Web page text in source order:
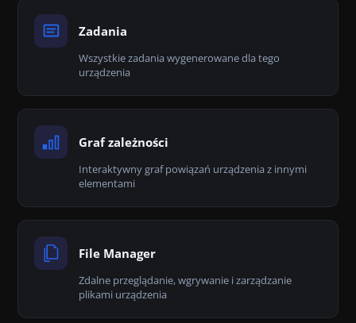
Zadania
Wszystkie zadania wygenerowane dla tego
urządzenia
Graf zależności
Interaktywny graf powiązań urządzenia z innymi
elementami
File Manager
Zdalne przeglądanie, wgrywanie i zarządzanie
plikami urządzenia